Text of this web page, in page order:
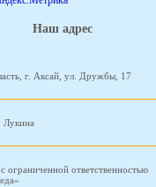
Наш адрес
г. Аксай, ул. Дружбы, 17
Лукина
ограниченной ответственностью